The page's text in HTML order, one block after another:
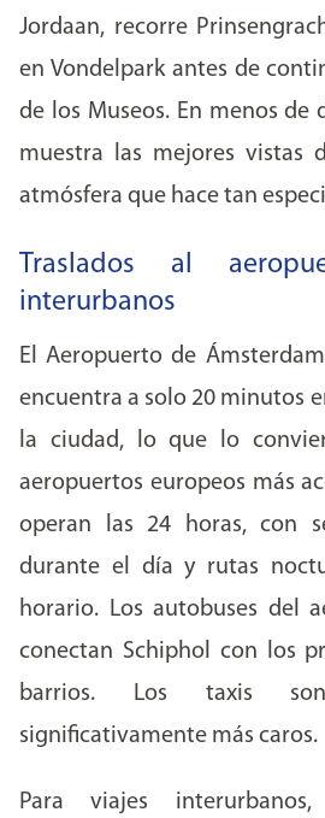
Jordaan, recorre
en Vondelpark antes de
de los Museos. En menos de
muestra las mejores vistas
atmósfera que hace tan
Traslados al
interurbanos
El Aeropuerto de
encuentra a solo 20 minutos
la ciudad, lo que lo
aeropuertos europeos más
operan las 24 horas, con
durante el día y rutas
horario. Los autobuses del
conectan Schiphol con los
barrios. Los taxis
significativamente más caros.
Para viajes